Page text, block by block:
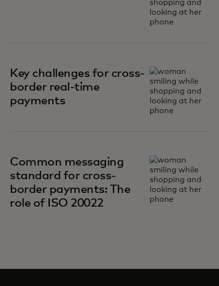
Key challenges for cross-
border real-time
payments
Common messaging
standard for cross-
border payments: The
role of ISO 20022